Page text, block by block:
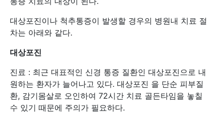
대상포진이나 척추통증이 발생할 경우의 병원내 치료 절
차는 아래와 같다.
대상포진
진료 : 최근 대표적인 신경 통증 질환인 대상포진으로 내
원하는 환자가 늘어나고 있다. 대상포진 을 단순 피부질
환, 감기몸살로 오인하여 72시간 치료 골든타임을 놓칠
수 있기 때문에 주의가 필요하다.